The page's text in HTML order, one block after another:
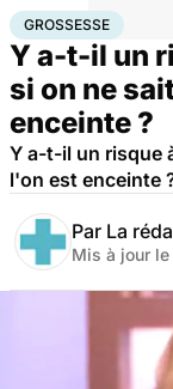
AccueilFamille
GROSSESSE
Y a-t-il un
si on ne
enceinte ?
Y a-t-il un risque
l'on est enceinte
Par La
Mis à jour le